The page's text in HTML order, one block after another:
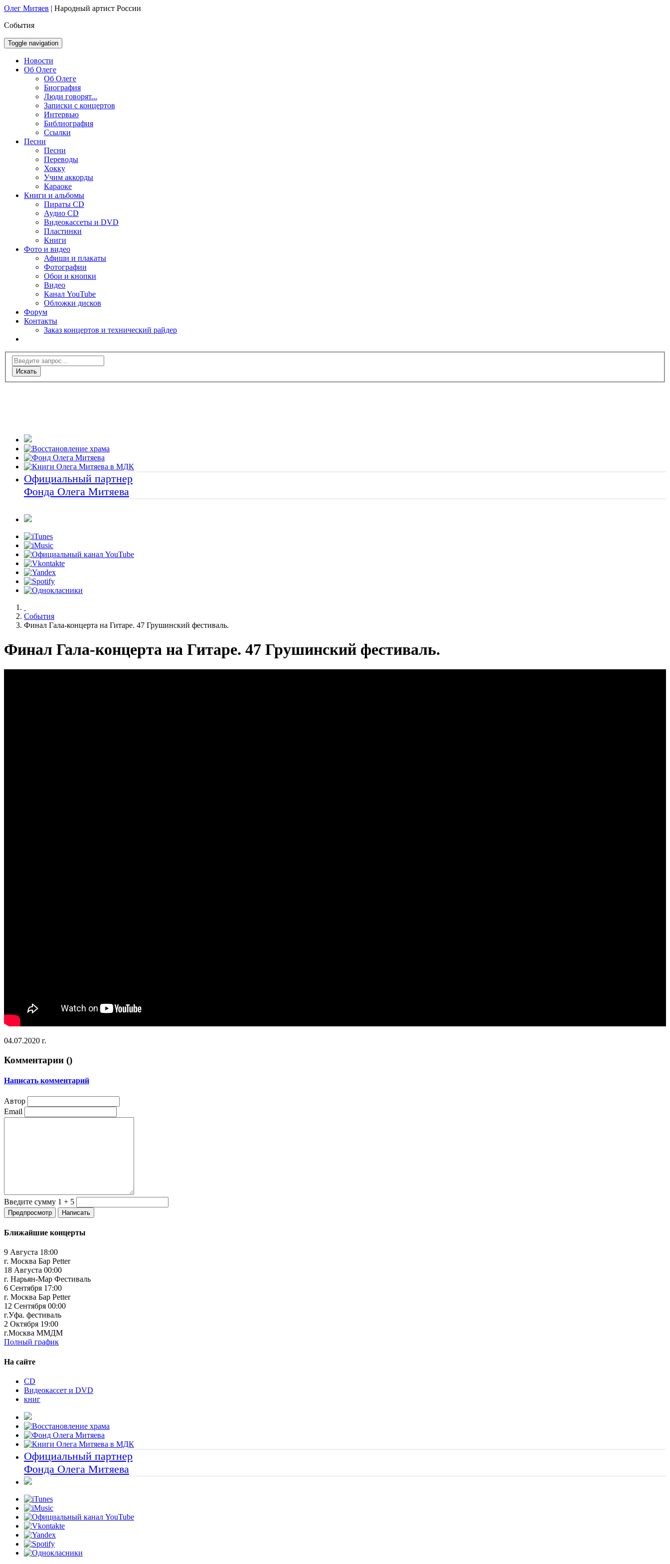
Олег Митяев | Народный артист России
События
Toggle navigation
Новости
Об Олеге
Об Олеге
Биография
Люди говорят...
Записки с концертов
Интервью
Библиография
Ссылки
Песни
Песни
Переводы
Хокку
Учим аккорды
Караоке
Книги и альбомы
Пираты CD
Аудио CD
Видеокассеты и DVD
Пластинки
Книги
Фото и видео
Афиши и плакаты
Фотографии
Обои и кнопки
Видео
Канал YouTube
Обложки дисков
Форум
Контакты
Заказ концертов и технический райдер
Искать
Официальный партнер
Фонда Олега Митяева
События
Финал Гала-концерта на Гитаре. 47 Грушинский фестиваль.
Финал Гала-концерта на Гитаре. 47 Грушинский фестиваль.
04.07.2020 г.
Комментарии ()
Написать комментарий
Автор
Email
Введите сумму 1 + 5
Ближайшие концерты
9 Августа 18:00
г. Москва Бар Petter
18 Августа 00:00
г. Нарьян-Мар Фестиваль
6 Сентября 17:00
г. Москва Бар Petter
12 Сентября 00:00
г.Уфа. фестиваль
2 Октября 19:00
г.Москва ММДМ
Полный график
На сайте
CD
Видеокассет и DVD
книг
Официальный партнер
Фонда Олега Митяева